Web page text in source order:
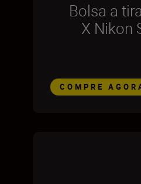
Bolsa a
X Nikon
COMPRE